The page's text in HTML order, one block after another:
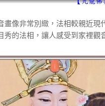
畫像非常別緻，法相較親近現
秀的法相，讓人感受到家裡觀